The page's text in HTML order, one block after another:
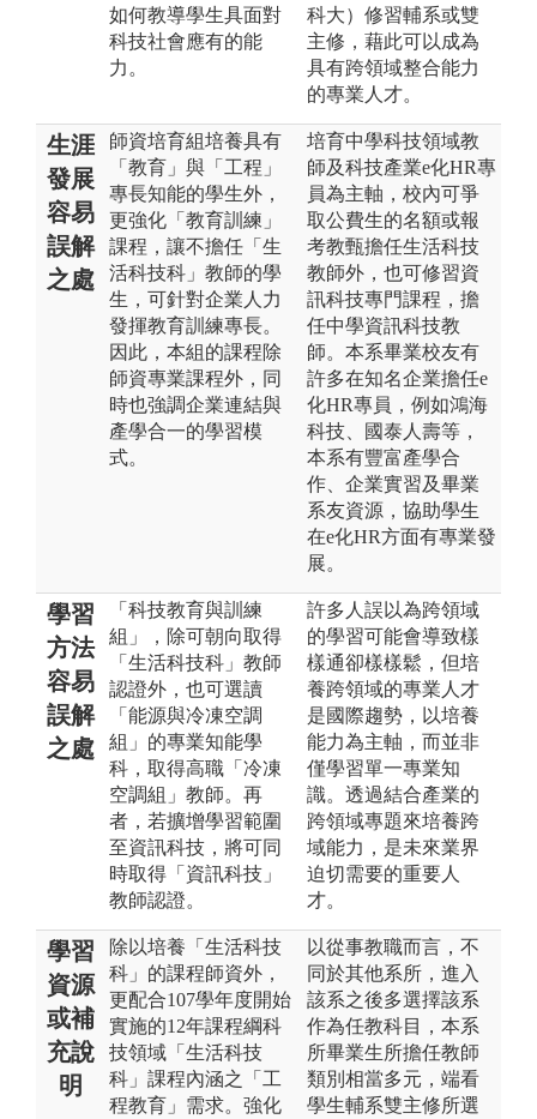
如何教導學生具面對
科技社會應有的能
力。
科大）修習輔系或雙
主修，藉此可以成為
具有跨領域整合能力
的專業人才。
生涯
發展
容易
誤解
之處
師資培育組培養具有
「教育」與「工程」
專長知能的學生外，
更強化「教育訓練」
課程，讓不擔任「生
活科技科」教師的學
生，可針對企業人力
發揮教育訓練專長。
因此，本組的課程除
師資專業課程外，同
時也強調企業連結與
產學合一的學習模
式。
培育中學科技領域教
師及科技產業e化HR專
員為主軸，校內可爭
取公費生的名額或報
考教甄擔任生活科技
教師外，也可修習資
訊科技專門課程，擔
任中學資訊科技教
師。本系畢業校友有
許多在知名企業擔任e
化HR專員，例如鴻海
科技、國泰人壽等，
本系有豐富產學合
作、企業實習及畢業
系友資源，協助學生
在e化HR方面有專業發
展。
學習
方法
容易
誤解
之處
「科技教育與訓練
組」，除可朝向取得
「生活科技科」教師
認證外，也可選讀
「能源與冷凍空調
組」的專業知能學
科，取得高職「冷凍
空調組」教師。再
者，若擴增學習範圍
至資訊科技，將可同
時取得「資訊科技」
教師認證。
許多人誤以為跨領域
的學習可能會導致樣
樣通卻樣樣鬆，但培
養跨領域的專業人才
是國際趨勢，以培養
能力為主軸，而並非
僅學習單一專業知
識。透過結合產業的
跨領域專題來培養跨
域能力，是未來業界
迫切需要的重要人
才。
學習
資源
或補
充說
明
除以培養「生活科技
科」的課程師資外，
更配合107學年度開始
實施的12年課程綱科
技領域「生活科技
科」課程內涵之「工
程教育」需求。強化
以從事教職而言，不
同於其他系所，進入
該系之後多選擇該系
作為任教科目，本系
所畢業生所擔任教師
類別相當多元，端看
學生輔系雙主修所選